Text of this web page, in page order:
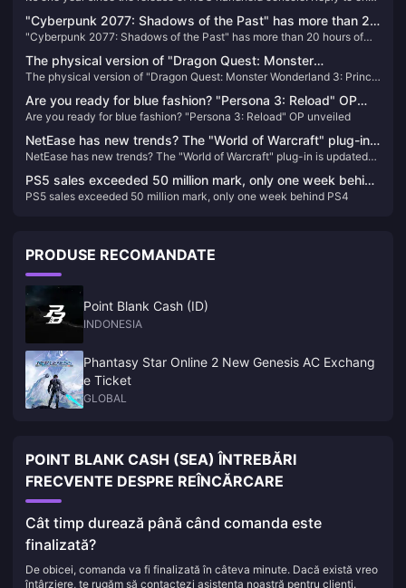
peripherals & various 3A masterpieces!
masterpieces!
"Cyberpunk 2077: Shadows of the Past" has more than 20
hours of new scenes, equivalent to 10 movies
"Cyberpunk 2077: Shadows of the Past" has more than 20 hours of
The physical version of "Dragon Quest: Monster
Wonderland 3: Prince of the Demons" is out of stock, and
players urge Square Enix to restock it quickly
The physical version of "Dragon Quest: Monster Wonderland 3: Prince
restock it quickly
Are you ready for blue fashion? "Persona 3: Reload" OP
unveiled
Are you ready for blue fashion? "Persona 3: Reload" OP unveiled
NetEase has new trends? The "World of Warcraft" plug-in
is updated again after a year.
NetEase has new trends? The "World of Warcraft" plug-in is updated
PS5 sales exceeded 50 million mark, only one week behind
PS4
PS5 sales exceeded 50 million mark, only one week behind PS4
PRODUSE RECOMANDATE
Point Blank Cash (ID)
INDONESIA
Phantasy Star Online 2 New Genesis AC Exchang
e Ticket
GLOBAL
POINT BLANK CASH (SEA) ÎNTREBĂRI
FRECVENTE DESPRE REÎNCĂRCARE
Cât timp durează până când comanda este
finalizată?
De obicei, comanda va fi finalizată în câteva minute. Dacă există vreo
întârziere, te rugăm să contactezi asistența noastră pentru clienți.